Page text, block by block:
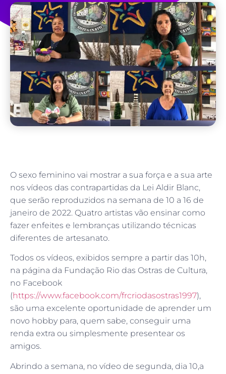
O sexo feminino vai mostrar a sua força e a sua arte
nos vídeos das contrapartidas da Lei Aldir Blanc,
que serão reproduzidos na semana de 10 a 16 de
janeiro de 2022. Quatro artistas vão ensinar como
fazer enfeites e lembranças utilizando técnicas
diferentes de artesanato.
Todos os vídeos, exibidos sempre a partir das 10h,
na página da Fundação Rio das Ostras de Cultura,
no Facebook
(https://www.facebook.com/frcriodasostras1997),
são uma excelente oportunidade de aprender um
novo hobby para, quem sabe, conseguir uma
renda extra ou simplesmente presentear os
amigos.
Abrindo a semana, no vídeo de segunda, dia 10,a